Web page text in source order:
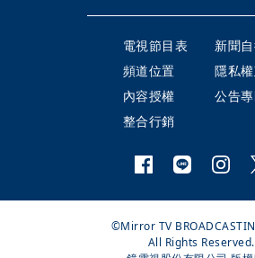
電視節目表
新聞
頻道位置
隱私
內容授權
公告
整合行銷
©Mirror TV
All Rights Reserved.